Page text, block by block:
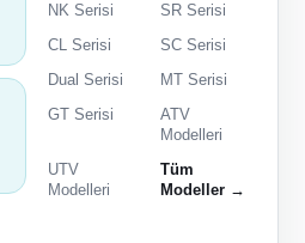
NK Serisi
SR Serisi
CL Serisi
SC Serisi
Dual Serisi
MT Serisi
GT Serisi
ATV
Modelleri
UTV
Modelleri
Tüm
Modeller →